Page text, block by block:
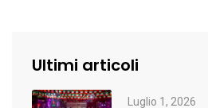
Ultimi articoli
Luglio 1, 2026